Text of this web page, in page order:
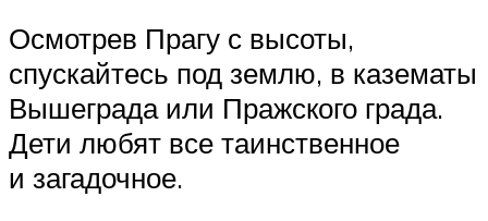
Осмотрев Прагу с высоты,
спускайтесь под землю, в казематы
Вышеграда или Пражского града.
Дети любят все таинственное
и загадочное.